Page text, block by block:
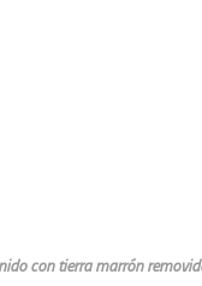
con tierra marrón